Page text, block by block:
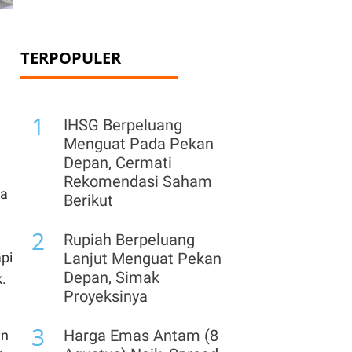
TERPOPULER
1
IHSG Berpeluang
Menguat Pada Pekan
Depan, Cermati
Rekomendasi Saham
Berikut
2
Rupiah Berpeluang
Lanjut Menguat Pekan
Depan, Simak
Proyeksinya
3
Harga Emas Antam (8